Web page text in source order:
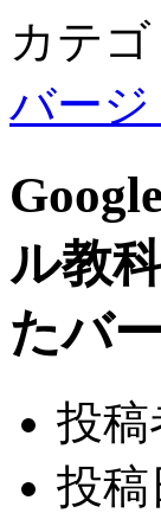
カテ
バー
ル教
たバ
投稿
投稿